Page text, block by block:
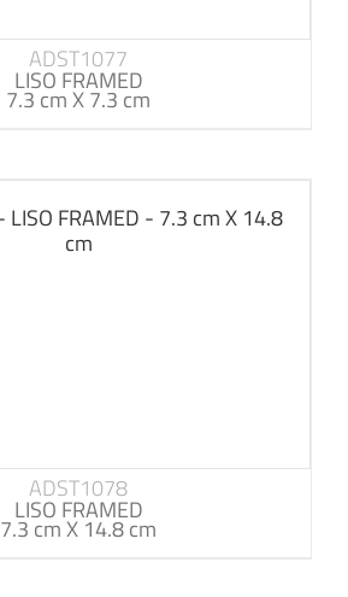
ADST1077
LISO FRAMED
7.3 cm X 7.3 cm
ADST1078
LISO FRAMED
7.3 cm X 14.8 cm